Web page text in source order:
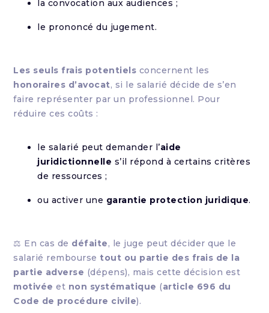
la convocation aux audiences ;
le prononcé du jugement.
Les seuls frais potentiels concernent les
honoraires d’avocat, si le salarié décide de s’en
faire représenter par un professionnel. Pour
réduire ces coûts :
le salarié peut demander l’aide
juridictionnelle s’il répond à certains critères
de ressources ;
ou activer une garantie protection juridique.
⚖ En cas de défaite, le juge peut décider que le
salarié rembourse tout ou partie des frais de la
partie adverse (dépens), mais cette décision est
motivée et non systématique (article 696 du
Code de procédure civile).